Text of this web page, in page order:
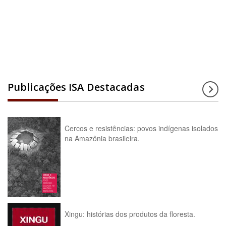
Publicações ISA Destacadas
Cercos e resistências: povos indígenas isolados
na Amazônia brasileira.
Xingu: histórias dos produtos da floresta.